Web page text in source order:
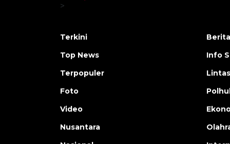
>
Terkini
Top News
Terpopuler
Foto
Video
Nusantara
Info